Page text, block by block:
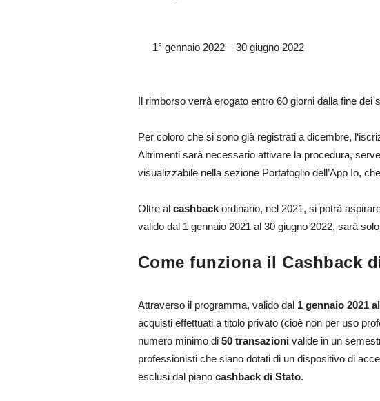
1° gennaio 2022 – 30 giugno 2022
Il rimborso verrà erogato entro 60 giorni dalla fine dei
Per coloro che si sono già registrati a dicembre,
Altrimenti sarà necessario attivare la procedura,
visualizzabile nella sezione Portafoglio dell’App Io,
Oltre al cashbackordinario, nel 2021, si potrà
valido dal 1 gennaio 2021 al 30 giugno 2022, sarà
Come funziona il Cashback
Attraverso il programma, valido dal 1 gennaio 2021
acquisti effettuati a titolo privato (cioè non per uso
numero minimo di 50 transazionivalide in un
professionisti che siano dotati di un dispositivo di
esclusi dal piano cashback di Stato.